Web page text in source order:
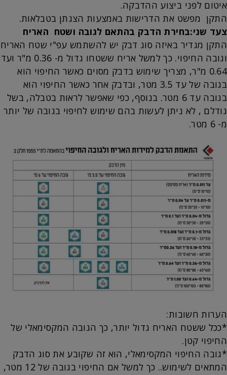
איטום לפני ביצוע ההדבקה.
התקן מפשט את הדרישות באמצעות הצגתן בטבלאות.
צעד שני:בחירת הדבק בהתאם לגובה ושטח האריח
התקן מגדיר באיזה סוג דבק יש להשתמש עפ"י שטח האריח
וגובה החיפוי. כך למשל אריח ששטחו גדול מ- 0.36 מ"ר ועד
0.64 מ"ר, מצריך שימוש בדבק מסוים כאשר החיפוי הוא
בגובה של עד 3.5 מטר, ובדבק אחר כאשר החיפוי הוא
בגובה עד 6 מטר. בנוסף, כפי שאפשר לראות בטבלה, בשל
גודלם , לא ניתן לעשות בהם שימוש לחיפוי בגובה של יותר
מ- 6 מטר.
הערות חשובות:
*ככל ששטח האריח גדול יותר, כך הגובה המקסימאלי של
החיפוי קטן.
*גובה החיפוי המקסימאלי, הוא זה שקובע את סוג הדבק
המתאים לשימוש.. כך למשל אם החיפוי בגובה של 12 מטר,